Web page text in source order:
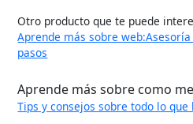
Otro producto que te puede
Aprende más sobre
pasos
Aprende más sobre como
Tips y consejos sobre todo lo que